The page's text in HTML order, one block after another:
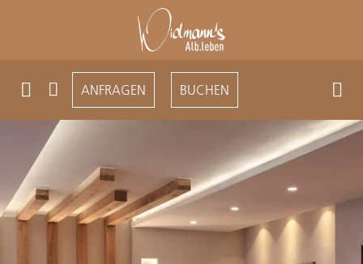
ANFRAGEN BUCHEN